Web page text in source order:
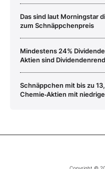
Das sind laut Morningstar
zum Schnäppchenpreis
Mindestens 24%
Aktien sind
Schnäppchen mit bis zu
Chemie‑Aktien mit